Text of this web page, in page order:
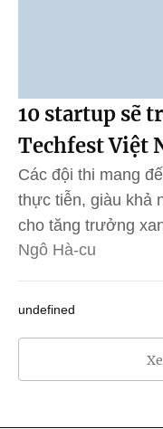
10 startup sẽ
Techfest Việt
Các đội thi mang
thực tiễn, giàu khả
cho tăng trưởng
Ngô Hà-cu
undefined